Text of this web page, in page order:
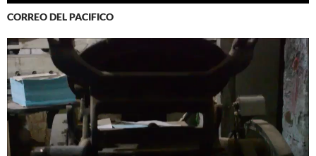
CORREO DEL PACIFICO